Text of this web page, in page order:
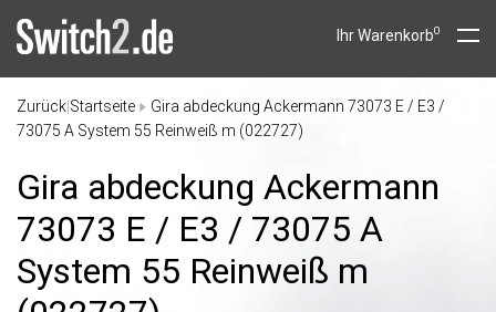
Ihr Warenkorb0
Zurück Startseite
Gira abdeckung Ackermann 73073 E / E3 /
73075 A System 55 Reinweiß m (022727)
Gira abdeckung Ackermann
73073 E / E3 / 73075 A
System 55 Reinweiß m